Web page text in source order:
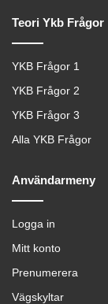
Teori Ykb Frågor
YKB Frågor 1
YKB Frågor 2
YKB Frågor 3
Alla YKB Frågor
Användarmeny
Logga in
Mitt konto
Prenumerera
Vägskyltar